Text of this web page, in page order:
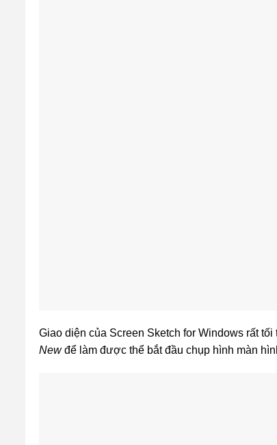
Giao diện của Screen Sketch for Windows rất
Newđể làm được thể bắt đầu chụp hình màn